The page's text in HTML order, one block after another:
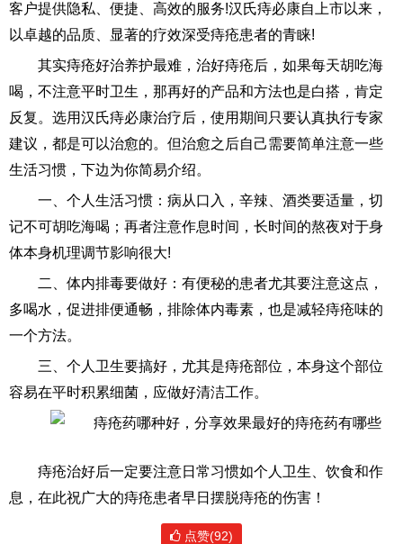
客户提供隐私、便捷、高效的服务!汉氏痔必康自上市以来，
以卓越的品质、显著的疗效深受痔疮患者的青睐!
其实痔疮好治养护最难，治好痔疮后，如果每天胡吃海
喝，不注意平时卫生，那再好的产品和方法也是白搭，肯定
反复。选用汉氏痔必康治疗后，使用期间只要认真执行专家
建议，都是可以治愈的。但治愈之后自己需要简单注意一些
生活习惯，下边为你简易介绍。
一、个人生活习惯：病从口入，辛辣、酒类要适量，切
记不可胡吃海喝；再者注意作息时间，长时间的熬夜对于身
体本身机理调节影响很大!
二、体内排毒要做好：有便秘的患者尤其要注意这点，
多喝水，促进排便通畅，排除体内毒素，也是减轻痔疮味的
一个方法。
三、个人卫生要搞好，尤其是痔疮部位，本身这个部位
容易在平时积累细菌，应做好清洁工作。
痔疮治好后一定要注意日常习惯如个人卫生、饮食和作
息，在此祝广大的痔疮患者早日摆脱痔疮的伤害！
点赞(92)